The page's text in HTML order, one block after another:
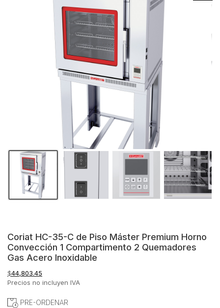
Coriat HC-35-C de Piso Máster Premium Horno
Convección 1 Compartimento 2 Quemadores
Gas Acero Inoxidable
$44,803.45
Precios no incluyen IVA
PRE-ORDENAR